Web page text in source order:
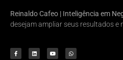
Reinaldo Cafeo | Inteligência em
desejam ampliar seus resultados e